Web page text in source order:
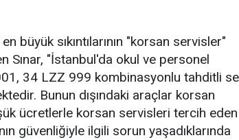
büyük sıkıntılarının "korsan servisler"
Sınar, "İstanbul'da okul ve personel
34 LZZ 999 kombinasyonlu tahditli
Bunun dışındaki araçlar korsan
ücretlerle korsan servisleri tercih eden
güvenliğiyle ilgili sorun yaşadıklarında